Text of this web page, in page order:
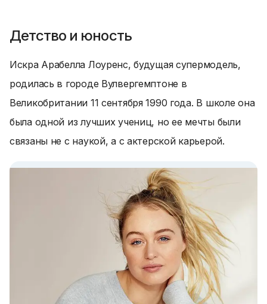
Детство и юность
Искра Арабелла Лоуренс, будущая супермодель,
родилась в городе Вулвергемптоне в
Великобритании 11 сентября 1990 года. В школе она
была одной из лучших учениц, но ее мечты были
связаны не с наукой, а с актерской карьерой.